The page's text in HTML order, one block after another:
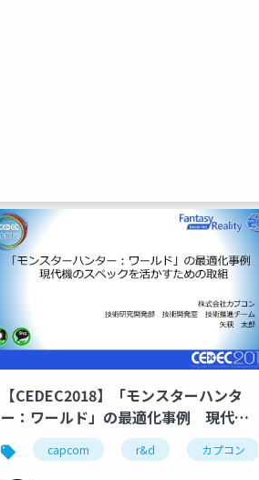
カプコン技研 cedec ゲーム開発
【CEDEC2018】「モンスターハンタ
ー：ワールド」の最適化事例 現代機
のスペックを活かすための取組
capcom r&d カプコン